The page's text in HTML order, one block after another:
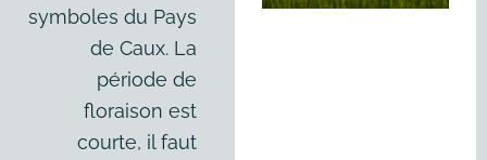
symboles du Pays
de Caux. La
période de
floraison est
courte, il faut